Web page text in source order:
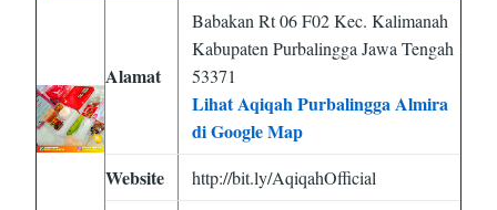
Alamat
Babakan Rt 06 F02 Kec. Kalimanah
Kabupaten Purbalingga Jawa Tengah
53371
Lihat Aqiqah Purbalingga Almira
di Google Map
Website
http://bit.ly/AqiqahOfficial